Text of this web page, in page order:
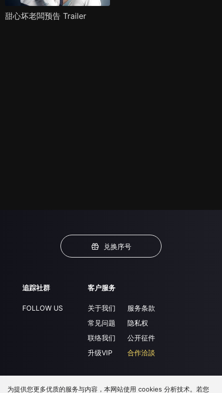
甜心坏老闆预告 Trailer
兑换序号
追踪社群
FOLLOW US
客户服务
关于我们
常见问题
联络我们
升级VIP
服务条款
隐私权
公开征件
合作洽談
下载 APP
为提供您更多优质的服务与内容，本网站使用 cookies 分析技术。若您